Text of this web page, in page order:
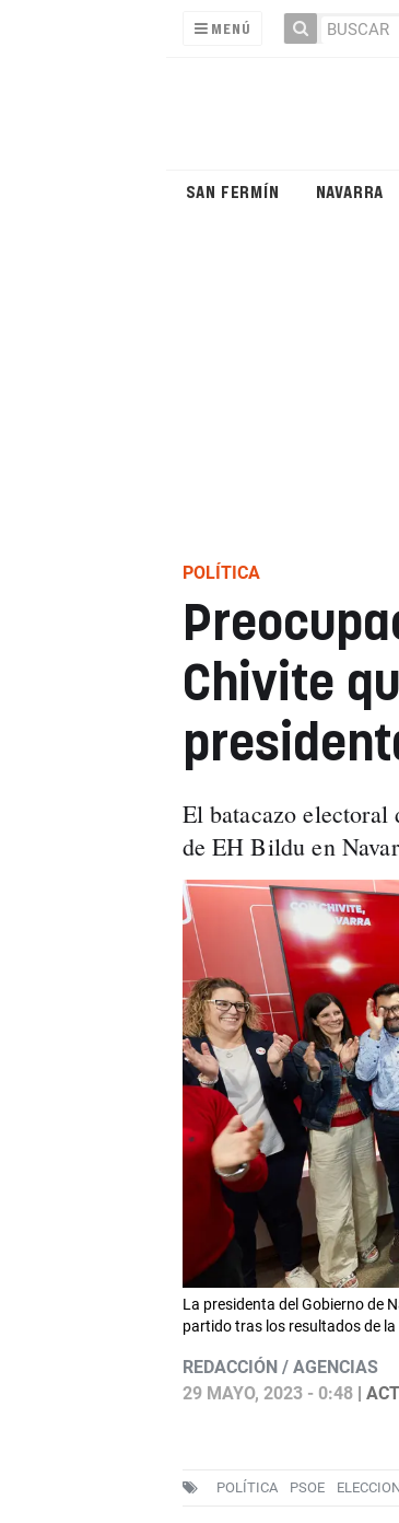
MENÚ
SAN FERMÍN NAVARRA
POLÍTICA
Chivite
El batacazo
de EH Bildu en
La presidenta del Gobierno de
partido tras los resultados de la
REDACCIÓN / AGENCIAS
29 MAYO, 2023 - 0:48|
POLÍTICA PSOE